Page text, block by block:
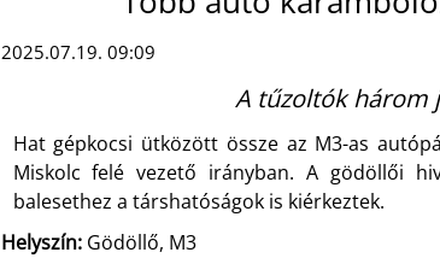
2025.07.19. 09:09
A tűzoltók három
Hat gépkocsi ütközött össze az M3-as
Miskolc felé vezető irányban. A gödöllői
balesethez a társhatóságok is kiérkeztek.
Helyszín:Gödöllő, M3